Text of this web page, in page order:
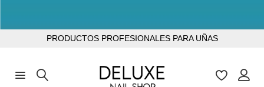
PRODUCTOS PROFESIONALES PARA UÑAS